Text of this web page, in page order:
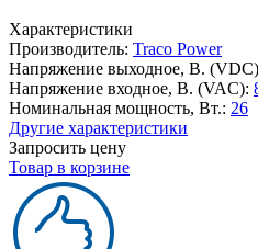
Характеристики
Производитель: Traco Power
Напряжение выходное, В.
Напряжение входное, В. (VAC):
Номинальная мощность, Вт.: 26
Другие характеристики
Запросить цену
Товар в корзине